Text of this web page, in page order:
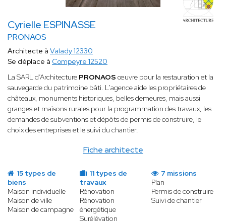
Cyrielle ESPINASSE
PRONAOS
Fiche architecte
Architecte à Valady 12330
Se déplace à Compeyre 12520
La SARL d’Architecture PRONAOS œuvre pour la restauration et la
sauvegarde du patrimoine bâti. L'agence aide les propriétaires de
châteaux, monuments historiques, belles demeures, mais aussi
granges et maisons rurales pour la programmation des travaux, les
demandes de subventions et dépôts de permis de construire, le
choix des entreprises et le suivi du chantier.
15 types de
biens
Maison individuelle
Maison de ville
Maison de campagne
11 types de
travaux
Rénovation
Rénovation
énergétique
Surélévation
7 missions
Plan
Permis de construire
Suivi de chantier